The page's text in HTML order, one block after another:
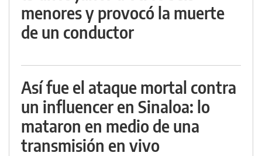
menores y provocó la muerte
de un conductor
Así fue el ataque mortal contra
un influencer en Sinaloa: lo
mataron en medio de una
transmisión en vivo